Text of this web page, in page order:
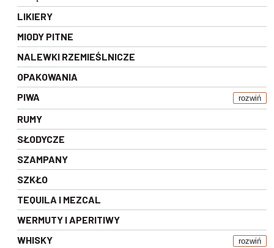
LIKIERY
MIODY PITNE
NALEWKI RZEMIEŚLNICZE
OPAKOWANIA
PIWA
rozwiń
RUMY
SŁODYCZE
SZAMPANY
SZKŁO
TEQUILA I MEZCAL
WERMUTY I APERITIWY
WHISKY
rozwiń